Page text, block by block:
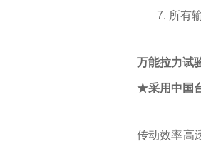
7. 所有
万能拉力试
★采用中国
传动效率高